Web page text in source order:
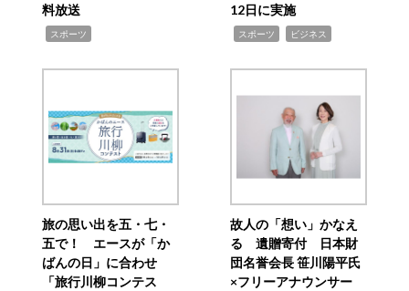
料放送
スポーツ
12日に実施
スポーツ ビジネス
旅の思い出を五・七・
五で！ エースが「か
ばんの日」に合わせ
「旅行川柳コンテス
故人の「想い」かなえ
る 遺贈寄付 日本財
団名誉会長 笹川陽平氏
×フリーアナウンサー